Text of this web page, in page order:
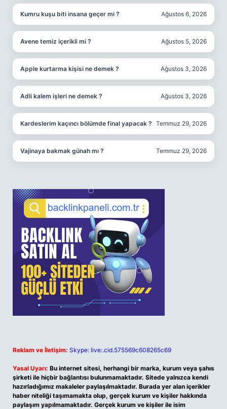
Kumru kuşu biti insana geçer mi ? Ağustos 6, 2026
Avene temiz içerikli mi ? Ağustos 5, 2026
Apple kurtarma kişisi ne demek ? Ağustos 3, 2026
Adli kalem işleri ne demek ? Ağustos 3, 2026
Kardeslerim kaçıncı bölümde final yapacak ? Temmuz 29, 2026
Vajinaya bakmak günah mı ? Temmuz 29, 2026
Reklam ve İletişim: Skype: live:.cid.575569c608265c69
Yasal Uyarı: Bu internet sitesi, herhangi bir marka, kurum veya şahıs
şirketi ile hiçbir bağlantısı bulunmamaktadır. Sitede yalnızca kendi
hazırladığımız makaleler paylaşılmaktadır. Burada yer alan içerikler
haber niteliği taşımamakta olup, gerçek kurum ve kişiler hakkında
paylaşım yapılmamaktadır. Gerçek kurum ve kişiler ile isim